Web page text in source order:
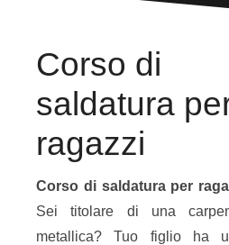
Corso di
saldatura
ragazzi
Corso di saldatura per
Sei titolare di una
metallica? Tuo figlio ha